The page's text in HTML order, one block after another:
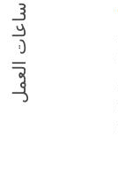
ساعات العمل